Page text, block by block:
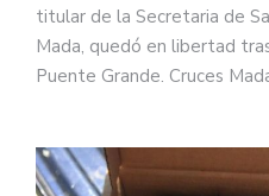
titular de la Secretaria de
Mada, quedó en libertad
Puente Grande. Cruces